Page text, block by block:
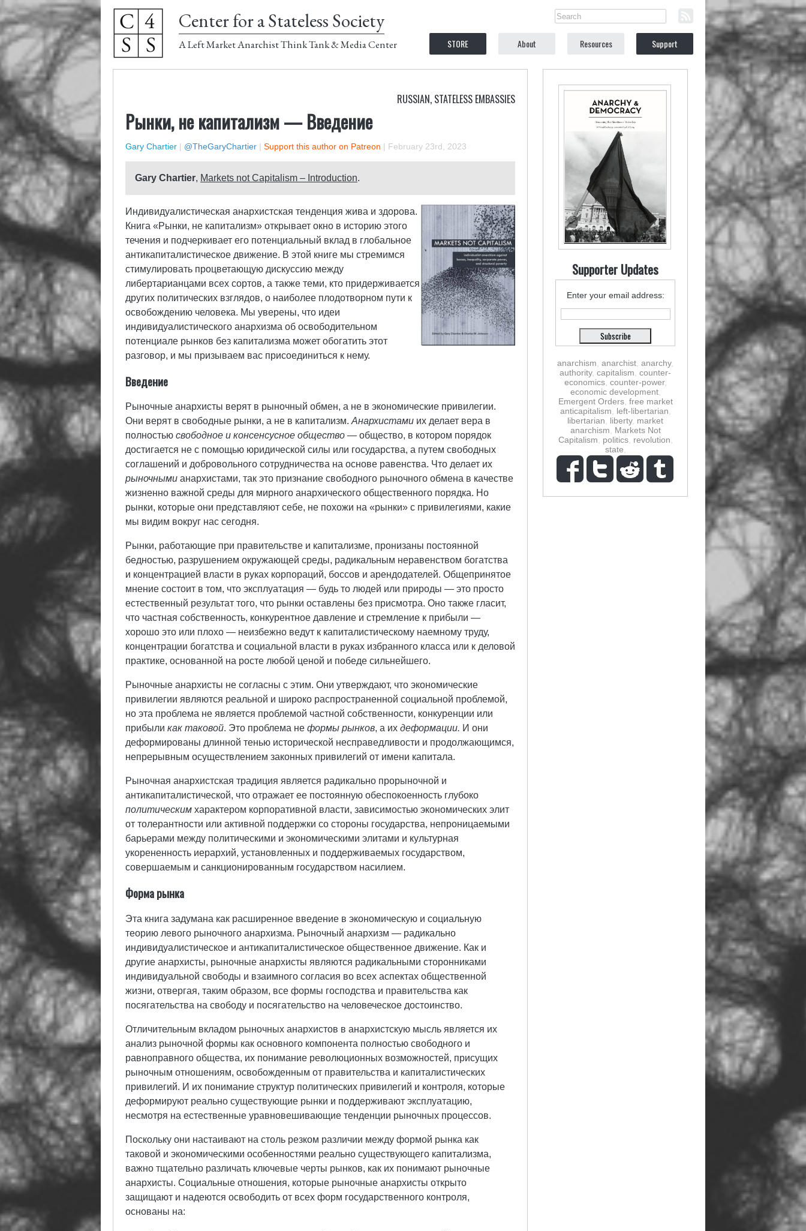
Center for a Stateless Society
A Left Market Anarchist Think Tank & Media Center STORE About Resources Support
RUSSIAN, STATELESS EMBASSIES
Рынки, не капитализм — Введение
Gary Chartier | @TheGaryChartier | Support this author on Patreon | February 23rd, 2023
Gary Chartier, Markets not Capitalism – Introduction.
Индивидуалистическая анархистская тенденция жива и здорова.
Книга «Рынки, не капитализм» открывает окно в историю этого
течения и подчеркивает его потенциальный вклад в глобальное
антикапиталистическое движение. В этой книге мы стремимся
стимулировать процветающую дискуссию между
либертарианцами всех сортов, а также теми, кто придерживается
других политических взглядов, о наиболее плодотворном пути к
освобождению человека. Мы уверены, что идеи
индивидуалистического анархизма об освободительном
потенциале рынков без капитализма может обогатить этот
разговор, и мы призываем вас присоединиться к нему.
Введение
Рыночные анархисты верят в рыночный обмен, а не в экономические привилегии.
Они верят в свободные рынки, а не в капитализм.Анархистами их делает вера в
полностью свободное и консенсусное общество — общество, в котором порядок
достигается не с помощью юридической силы или государства, а путем свободных
соглашений и добровольного сотрудничества на основе равенства. Что делает их
рыночными анархистами, так это признание свободного рыночного обмена в качестве
жизненно важной среды для мирного анархического общественного порядка. Но
рынки, которые они представляют себе, не похожи на «рынки» с привилегиями, какие
мы видим вокруг нас сегодня.
Рынки, работающие при правительстве и капитализме, пронизаны постоянной
бедностью, разрушением окружающей среды, радикальным неравенством богатства
и концентрацией власти в руках корпораций, боссов и арендодателей. Общепринятое
мнение состоит в том, что эксплуатация — будь то людей или природы — это просто
естественный результат того, что рынки оставлены без присмотра. Оно также гласит,
что частная собственность, конкурентное давление и стремление к прибыли —
хорошо это или плохо — неизбежно ведут к капиталистическому наемному труду,
концентрации богатства и социальной власти в руках избранного класса или к деловой
практике, основанной на росте любой ценой и победе сильнейшего.
Рыночные анархисты не согласны с этим. Они утверждают, что экономические
привилегии являются реальной и широко распространенной социальной проблемой,
но эта проблема не является проблемой частной собственности, конкуренции или
прибыли как таковой. Это проблема не формы рынков, а их деформации. И они
деформированы длинной тенью исторической несправедливости и продолжающимся,
непрерывным осуществлением законных привилегий от имени капитала.
Рыночная анархистская традиция является радикально прорыночной и
антикапиталистической, что отражает ее постоянную обеспокоенность глубоко
политическим характером корпоративной власти, зависимостью экономических элит
от толерантности или активной поддержки со стороны государства, непроницаемыми
барьерами между политическими и экономическими элитами и культурная
укорененность иерархий, установленных и поддерживаемых государством,
совершаемым и санкционированным государством насилием.
Форма рынка
Эта книга задумана как расширенное введение в экономическую и социальную
теорию левого рыночного анархизма. Рыночный анархизм — радикально
индивидуалистическое и антикапиталистическое общественное движение. Как и
другие анархисты, рыночные анархисты являются радикальными сторонниками
индивидуальной свободы и взаимного согласия во всех аспектах общественной
жизни, отвергая, таким образом, все формы господства и правительства как
посягательства на свободу и посягательство на человеческое достоинство.
Отличительным вкладом рыночных анархистов в анархистскую мысль является их
анализ рыночной формы как основного компонента полностью свободного и
равноправного общества, их понимание революционных возможностей, присущих
рыночным отношениям, освобожденным от правительства и капиталистических
привилегий. И их понимание структур политических привилегий и контроля, которые
деформируют реально существующие рынки и поддерживают эксплуатацию,
несмотря на естественные уравновешивающие тенденции рыночных процессов.
Поскольку они настаивают на столь резком различии между формой рынка как
таковой и экономическими особенностями реально существующего капитализма,
важно тщательно различать ключевые черты рынков, как их понимают рыночные
анархисты. Социальные отношения, которые рыночные анархисты открыто
защищают и надеются освободить от всех форм государственного контроля,
основаны на:
Supporter Updates
Enter your email address:
anarchism anarchist anarchy,
authority, capitalism counter-
economics, counter-power,
economic development,
Emergent Orders, free market
anticapitalism
left-libertarian
libertarian
liberty, market
anarchism
Markets Not
Capitalism
politics, revolution
state